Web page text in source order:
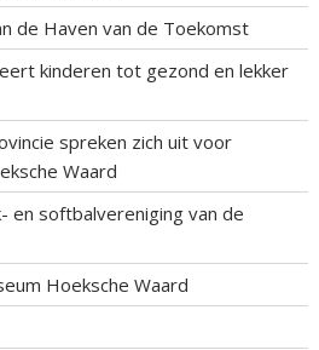
de Haven van de Toekomst
kinderen tot gezond en lekker
spreken zich uit voor
Waard
en softbalvereniging van de
Hoeksche Waard